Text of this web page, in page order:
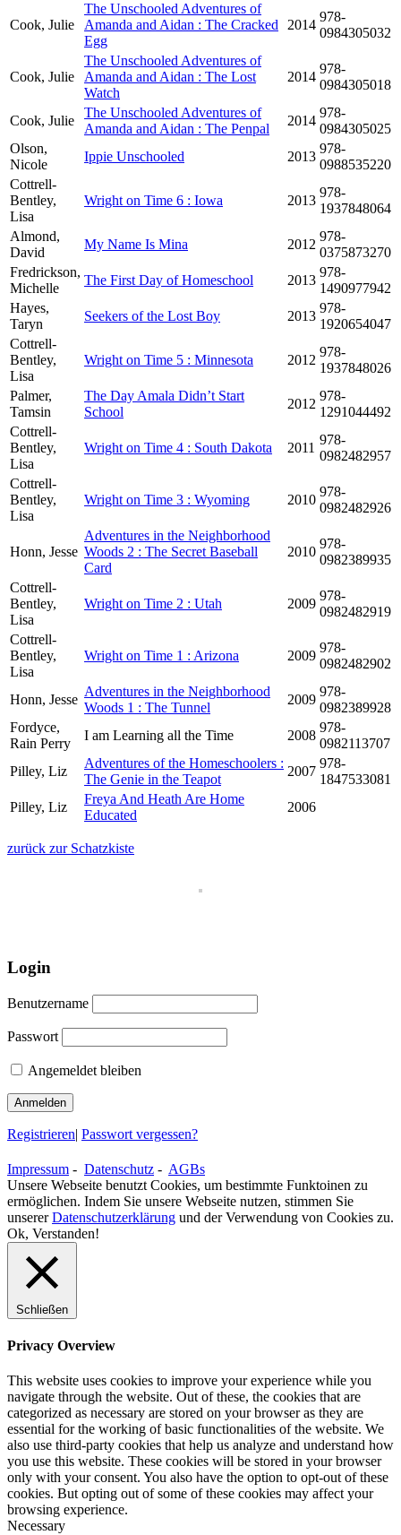
Cook, Julie
The Unschooled Adventures of
Amanda and Aidan : The Cracked
Egg
2014
978-
0984305032
Cook, Julie
The Unschooled Adventures of
Amanda and Aidan : The Lost
Watch
2014
978-
0984305018
Cook, Julie
The Unschooled Adventures of
Amanda and Aidan : The Penpal
2014
978-
0984305025
Olson,
Nicole
Ippie Unschooled 2013
978-
0988535220
Cottrell-
Bentley,
Lisa
Wright on Time 6 : Iowa 2013
978-
1937848064
Almond,
David
My Name Is Mina 2012
978-
0375873270
Fredrickson,
Michelle
The First Day of Homeschool 2013
978-
1490977942
Hayes,
Taryn
Seekers of the Lost Boy 2013
978-
1920654047
Cottrell-
Bentley,
Lisa
Wright on Time 5 : Minnesota 2012
978-
1937848026
Palmer,
Tamsin
The Day Amala Didn’t Start
School
2012
978-
1291044492
Cottrell-
Bentley,
Lisa
Wright on Time 4 : South Dakota 2011
978-
0982482957
Cottrell-
Bentley,
Lisa
Wright on Time 3 : Wyoming 2010
978-
0982482926
Honn, Jesse
Adventures in the Neighborhood
Woods 2 : The Secret Baseball
Card
2010
978-
0982389935
Cottrell-
Bentley,
Lisa
Wright on Time 2 : Utah 2009
978-
0982482919
Cottrell-
Bentley,
Lisa
Wright on Time 1 : Arizona 2009
978-
0982482902
Honn, Jesse
Adventures in the Neighborhood
Woods 1 : The Tunnel
2009
978-
0982389928
Fordyce,
Rain Perry
I am Learning all the Time 2008
978-
0982113707
Pilley, Liz
Adventures of the Homeschoolers :
The Genie in the Teapot
2007
978-
1847533081
Pilley, Liz
Freya And Heath Are Home
Educated
2006
zurück zur Schatzkiste
Login
Benutzername
Passwort
Angemeldet bleiben
Registrieren| Passwort vergessen?
Impressum - Datenschutz - AGBs
Unsere Webseite benutzt Cookies, um bestimmte Funktoinen zu
ermöglichen. Indem Sie unsere Webseite nutzen, stimmen Sie
unsererDatenschutzerklärung und der Verwendung von Cookies zu.
Ok, Verstanden!
Schließen
Privacy Overview
This website uses cookies to improve your experience while you
navigate through the website. Out of these, the cookies that are
categorized as necessary are stored on your browser as they are
essential for the working of basic functionalities of the website. We
also use third-party cookies that help us analyze and understand how
you use this website. These cookies will be stored in your browser
only with your consent. You also have the option to opt-out of these
cookies. But opting out of some of these cookies may affect your
browsing experience.
Necessary